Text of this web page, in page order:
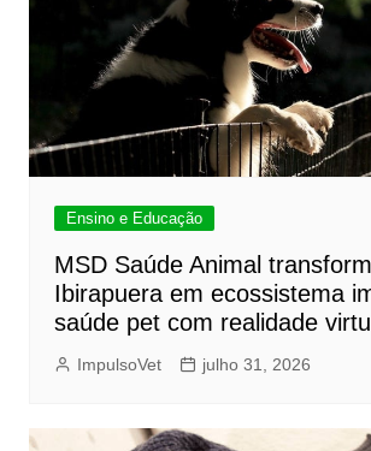
Ensino e Educação
MSD Saúde Animal
Ibirapuera em ecossistema
saúde pet com realidade
ImpulsoVet julho 31, 2026